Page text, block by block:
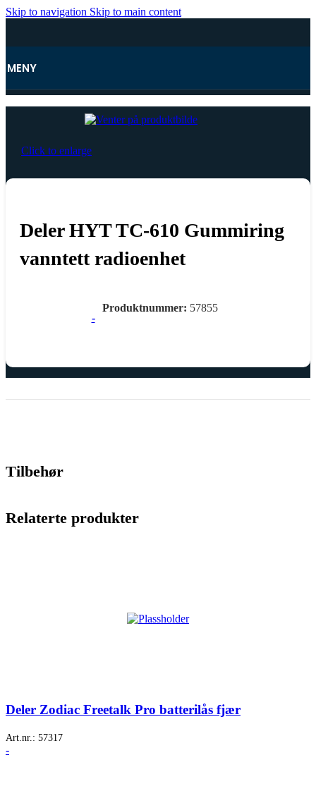
Skip to navigation Skip to main content
MENY
Hjem
Click to enlarge
Deler HYT TC-610 Gummiring
vanntett radioenhet
-
Produktnummer: 57855
Tilbehør
Relaterte produkter
Deler Zodiac Freetalk Pro batterilås fjær
Art.nr.: 57317
-